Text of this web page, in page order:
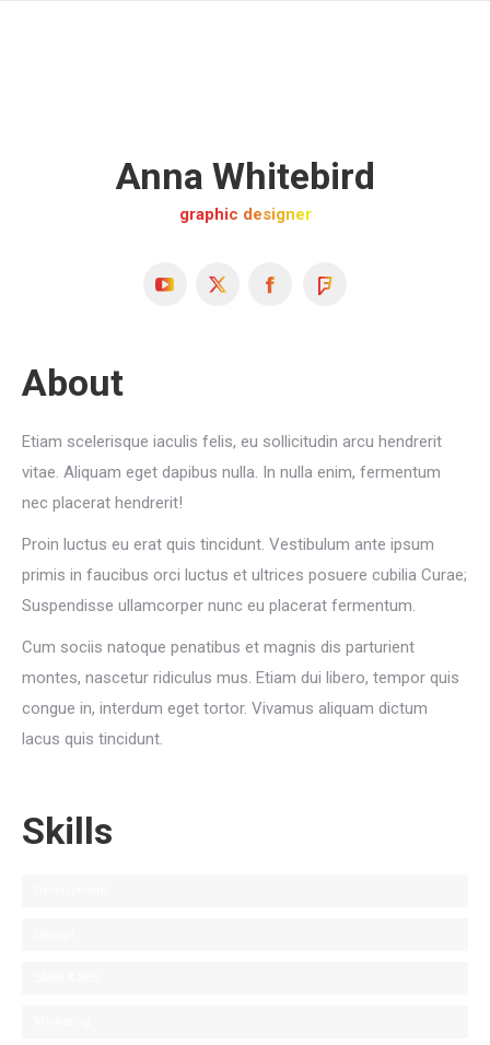
Anna Whitebird
graphic designer
YouTube
X FacebookFoursquare
About
Etiam scelerisque iaculis felis, eu sollicitudin arcu hendrerit
vitae. Aliquam eget dapibus nulla. In nulla enim, fermentum
nec placerat hendrerit!
Proin luctus eu erat quis tincidunt. Vestibulum ante ipsum
primis in faucibus orci luctus et ultrices posuere cubilia Curae;
Suspendisse ullamcorper nunc eu placerat fermentum.
Cum sociis natoque penatibus et magnis dis parturient
montes, nascetur ridiculus mus. Etiam dui libero, tempor quis
congue in, interdum eget tortor. Vivamus aliquam dictum
lacus quis tincidunt.
Skills